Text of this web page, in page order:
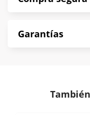
*Sujeto a
norma de Muebles
compra es segura
- Certificados de
Garantías